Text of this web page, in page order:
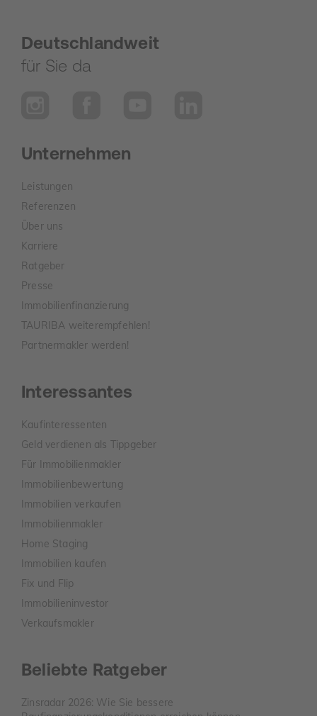
Deutschlandweit
für Sie da
Unternehmen
Leistungen
Referenzen
Über uns
Karriere
Ratgeber
Presse
Immobilienfinanzierung
TAURIBA weiterempfehlen!
Partnermakler werden!
Interessantes
Kaufinteressenten
Geld verdienen als Tippgeber
Für Immobilienmakler
Immobilienbewertung
Immobilien verkaufen
Immobilienmakler
Home Staging
Immobilien kaufen
Fix und Flip
Immobilieninvestor
Verkaufsmakler
Beliebte Ratgeber
Zinsradar 2026: Wie Sie bessere